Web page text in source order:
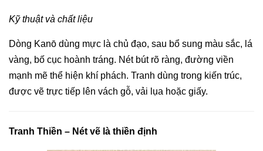
Kỹ thuật và chất liệu
Dòng Kanō dùng mực là chủ đạo, sau bổ sung màu sắc, lá
vàng, bố cục hoành tráng. Nét bút rõ ràng, đường viền
mạnh mẽ thể hiện khí phách. Tranh dùng trong kiến trúc,
được vẽ trực tiếp lên vách gỗ, vải lụa hoặc giấy.
Tranh Thiền – Nét vẽ là thiền định